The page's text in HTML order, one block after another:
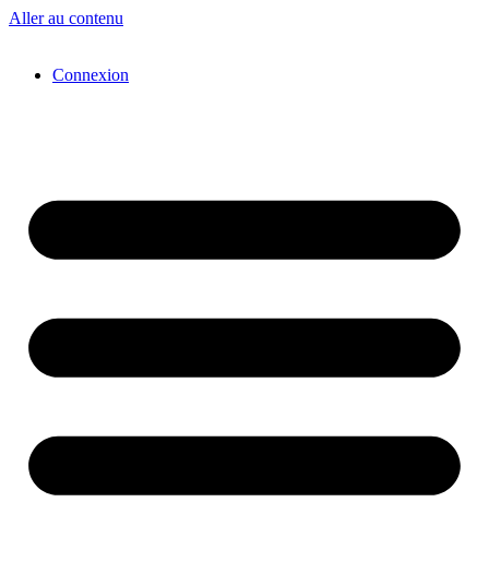
Aller au contenu
Connexion